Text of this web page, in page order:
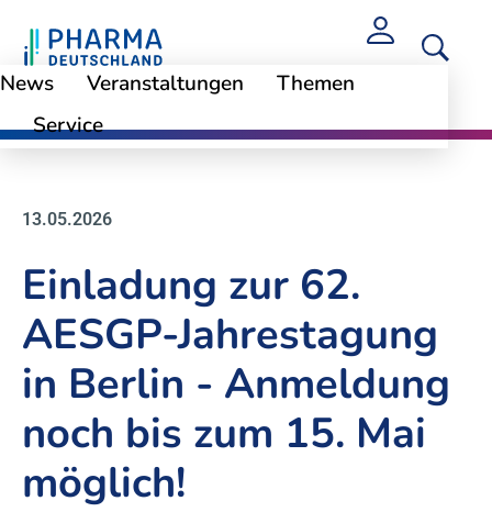
News Veranstaltungen
Themen
Service
News
13.05.2026
Einladung zur 62.
AESGP-Jahrestagung
in Berlin - Anmeldung
noch bis zum 15. Mai
möglich!